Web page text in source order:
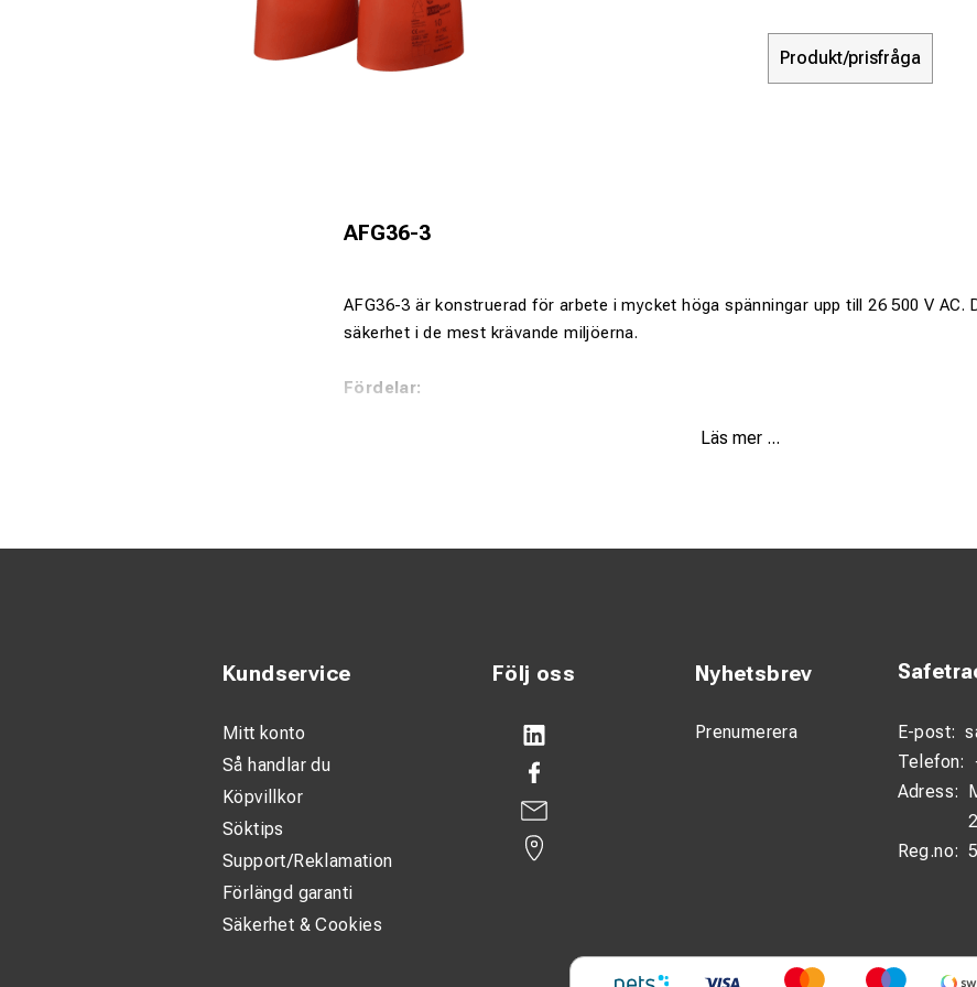
Produkt/prisfråga
AFG36-3
AFG36-3 är konstruerad för arbete i mycket höga spänningar upp till 26 500 V AC.
säkerhet i de mest krävande miljöerna.
Fördelar:
Stabilt grepp oavsett förhållanden
Beskrivning:
utvecklad för att möta de högsta industrikraven.
Den robusta konstruktionen ger lång livslängd och pålitlig prestanda även under
Tekniska specifikationer:
Max arbetsspänning: 26 500 V AC
Läs mer ...
Följ oss Nyhetsbrev
Prenumerera E-post:
Telefon:
Adress:
Reg.no:
Kundservice
Mitt konto
Så handlar du
Köpvillkor
Söktips
Support/Reklamation
Förlängd garanti
Säkerhet & Cookies